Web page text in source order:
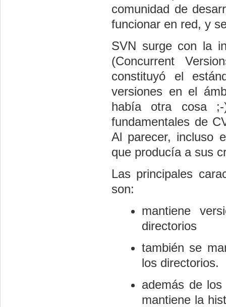
comunidad de
funcionar en red, y
SVN surge con la
(Concurrent
constituyó el
versiones en el
había otra cosa
fundamentales de
Al parecer, incluso
que producía a sus
Las principales
son:
mantiene
directorios
también se
los directorios.
además de
mantiene la